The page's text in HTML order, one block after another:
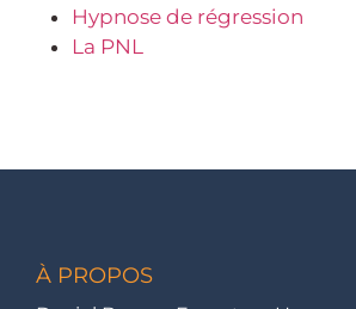
Hypnose de régression
La PNL
À PROPOS